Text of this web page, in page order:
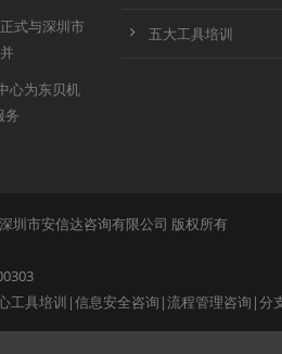
式与深圳市
心为东贝机
务
五大工具培训
圳市安信达咨询有限公司 版权所有
工具培训 |信息安全咨询 |流程管理咨询 |分